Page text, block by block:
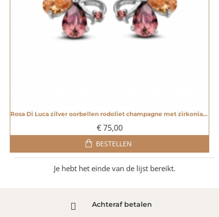
Rosa Di Luca zilver oorbellen rodoliet champagne met zirkonia - 20005267
€ 75,00
BESTELLEN
Je hebt het einde van de lijst bereikt.
Achteraf betalen